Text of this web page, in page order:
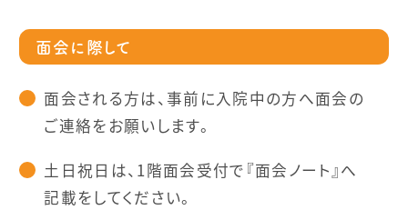
面会に際して
面会される方は、事前に入院中の方へ面会の
ご連絡をお願いします。
土日祝日は、1階面会受付で『面会ノート』へ
記載をしてください。